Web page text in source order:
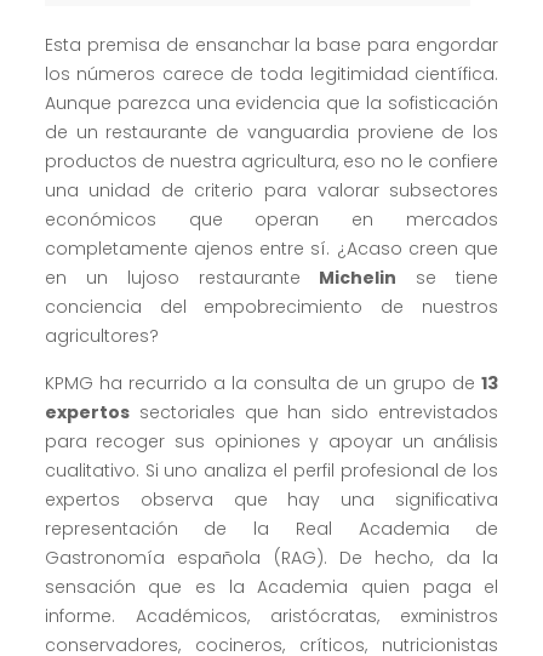
Esta premisa de ensanchar la base para engordar
los números carece de toda legitimidad científica.
Aunque parezca una evidencia que la sofisticación
de un restaurante de vanguardia proviene de los
productos de nuestra agricultura, eso no le confiere
una unidad de criterio para valorar subsectores
económicos que operan en mercados
completamente ajenos entre sí. ¿Acaso creen que
en un lujoso restaurante Michelin se tiene
conciencia del empobrecimiento de nuestros
agricultores?
KPMG ha recurrido a la consulta de un grupo de13
expertossectoriales que han sido entrevistados
para recoger sus opiniones y apoyar un análisis
cualitativo. Si uno analiza el perfil profesional de los
expertos observa que hay una significativa
representación de la Real Academia de
Gastronomía española (RAG). De hecho, da la
sensación que es la Academia quien paga el
informe. Académicos, aristócratas, exministros
conservadores, cocineros, críticos, nutricionistas